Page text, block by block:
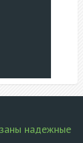
надежные